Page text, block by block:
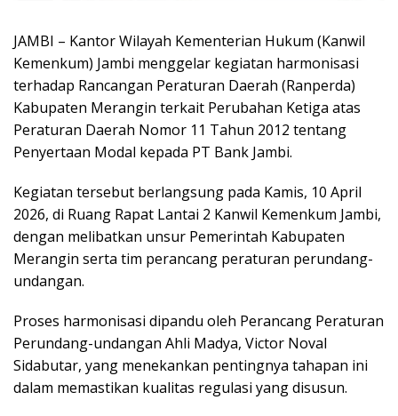
JAMBI – Kantor Wilayah Kementerian Hukum (Kanwil
Kemenkum) Jambi menggelar kegiatan harmonisasi
terhadap Rancangan Peraturan Daerah (Ranperda)
Kabupaten Merangin terkait Perubahan Ketiga atas
Peraturan Daerah Nomor 11 Tahun 2012 tentang
Penyertaan Modal kepada PT Bank Jambi.
Kegiatan tersebut berlangsung pada Kamis, 10 April
2026, di Ruang Rapat Lantai 2 Kanwil Kemenkum Jambi,
dengan melibatkan unsur Pemerintah Kabupaten
Merangin serta tim perancang peraturan perundang-
undangan.
Proses harmonisasi dipandu oleh Perancang Peraturan
Perundang-undangan Ahli Madya, Victor Noval
Sidabutar, yang menekankan pentingnya tahapan ini
dalam memastikan kualitas regulasi yang disusun.